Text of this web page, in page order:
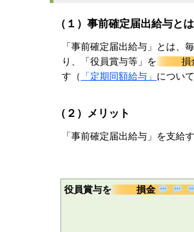
（１）事前確定届出給与とは
「事前確定届出給与」とは、
り、「役員賞与等」を
損
度です（「定期同額給与」に
（２）メリット
「事前確定届出給与」を支給
役員賞与を 損金